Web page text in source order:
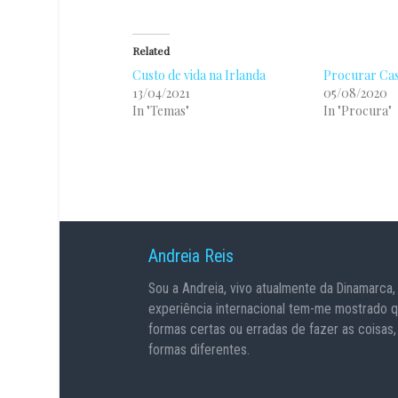
Related
Custo de vida na Irlanda
13/04/2021
In "Temas"
Procurar
05/08/2020
In "Procura"
Andreia Reis
Sou a Andreia, vivo atualmente da
experiência internacional tem-me mostrado
formas certas ou erradas de fazer as coisas,
formas diferentes.